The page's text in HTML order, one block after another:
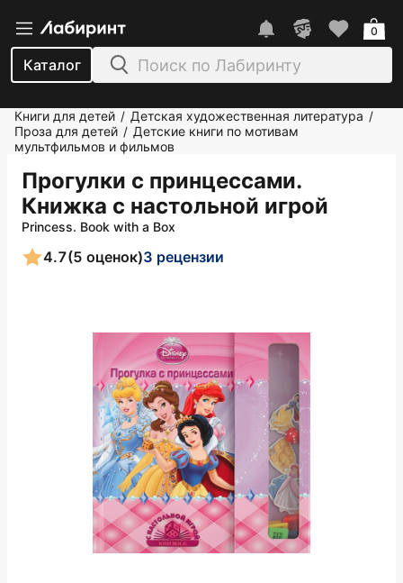
Каталог
0
Книги для детей / Детская художественная литература /
Проза для детей / Детские книги по мотивам
мультфильмов и фильмов
Прогулки с принцессами.
Книжка с настольной игрой
Princess. Book with a Box
4.7(5 оценок)3 рецензии